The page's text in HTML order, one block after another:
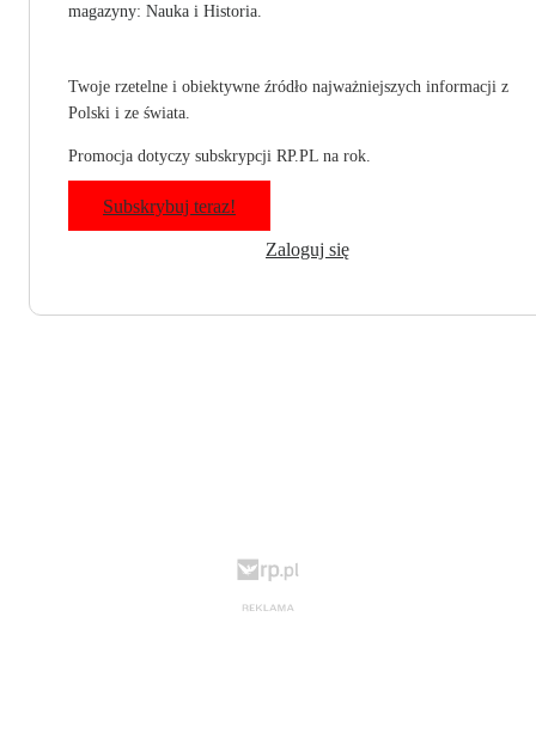
magazyny: Nauka i Historia.
Twoje rzetelne i obiektywne źródło najważniejszych informacji z
Polski i ze świata.
Promocja dotyczy subskrypcji RP.PL na rok.
Subskrybuj teraz!
Zaloguj się